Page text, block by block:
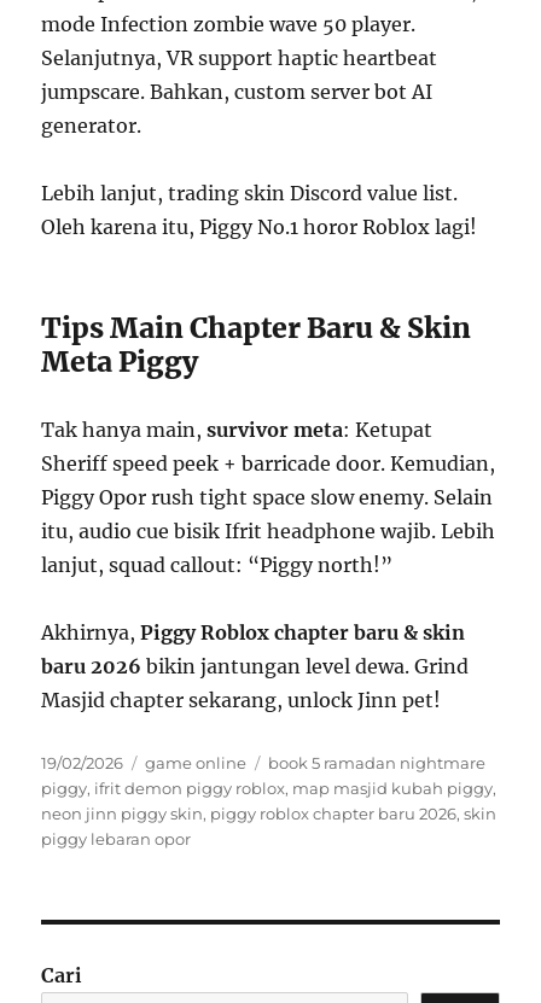
mode Infection zombie wave 50 player.
Selanjutnya, VR support haptic heartbeat
jumpscare. Bahkan, custom server bot AI
generator.
Lebih lanjut, trading skin Discord value list.
Oleh karena itu, Piggy No.1 horor Roblox lagi!
Tips Main Chapter Baru & Skin
Meta Piggy
Tak hanya main,survivor meta: Ketupat
Sheriff speed peek + barricade door. Kemudian,
Piggy Opor rush tight space slow enemy. Selain
itu, audio cue bisik Ifrit headphone wajib. Lebih
lanjut, squad callout: “Piggy north!”
Akhirnya,Piggy Roblox chapter baru & skin
baru 2026 bikin jantungan level dewa. Grind
Masjid chapter sekarang, unlock Jinn pet!
Posted
on
19/02/2026 Categories
game online Tags
book 5 ramadan nightmare
piggy, ifrit demon piggy roblox, map masjid kubah piggy,
neon jinn piggy skin, piggy roblox chapter baru 2026,skin
piggy lebaran opor
Cari